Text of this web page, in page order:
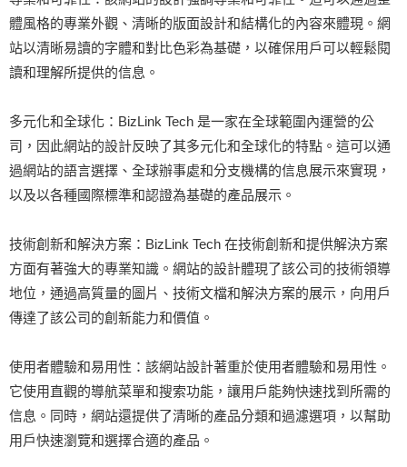
體風格的專業外觀、清晰的版面設計和結構化的內容來體現。網
站以清晰易讀的字體和對比色彩為基礎，以確保用戶可以輕鬆閱
讀和理解所提供的信息。
多元化和全球化：BizLink Tech 是一家在全球範圍內運營的公
司，因此網站的設計反映了其多元化和全球化的特點。這可以通
過網站的語言選擇、全球辦事處和分支機構的信息展示來實現，
以及以各種國際標準和認證為基礎的產品展示。
技術創新和解決方案：BizLink Tech 在技術創新和提供解決方案
方面有著強大的專業知識。網站的設計體現了該公司的技術領導
地位，通過高質量的圖片、技術文檔和解決方案的展示，向用戶
傳達了該公司的創新能力和價值。
使用者體驗和易用性：該網站設計著重於使用者體驗和易用性。
它使用直觀的導航菜單和搜索功能，讓用戶能夠快速找到所需的
信息。同時，網站還提供了清晰的產品分類和過濾選項，以幫助
用戶快速瀏覽和選擇合適的產品。